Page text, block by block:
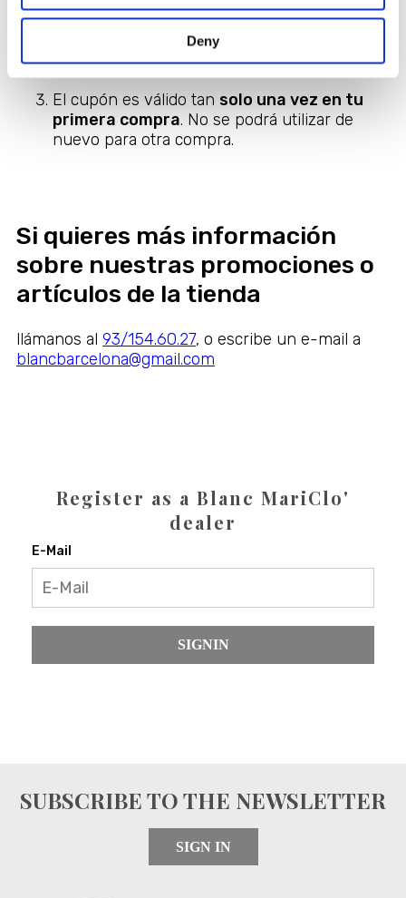
Deny
Febrero. Una vez transcurrido el período de
vigencia, el cupón pierde su validez y no se
podrá hacer efectivo.
El cupón es válido tan solo una vez en tu
primera compra. No se podrá utilizar de
nuevo para otra compra.
Si quieres más información
sobre nuestras promociones o
artículos de la tienda
llámanos al 93/154.60.27, o escribe un e-mail a
blancbarcelona@gmail.com
Register as a Blanc MariClo'
dealer
E-Mail
SIGNIN
SUBSCRIBE TO THE NEWSLETTER
SIGN IN